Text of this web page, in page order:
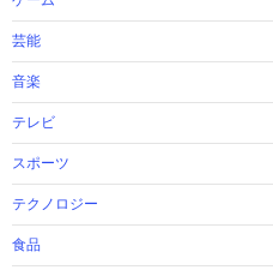
芸能
音楽
テレビ
スポーツ
テクノロジー
食品